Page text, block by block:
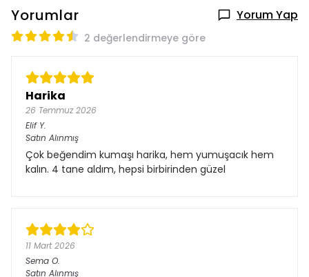
Yorumlar Yorum Yap
2 değerlendirmeye göre
Harika
26 Temmuz 2026
Elif Y.
Satın Alınmış
Çok beğendim kumaşı harika, hem yumuşacık hem
kalın. 4 tane aldım, hepsi birbirinden güzel
11 Mart 2026
Sema O.
Satın Alınmış